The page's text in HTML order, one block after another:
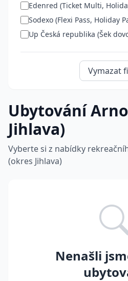
Edenred (Ticket Multi,
Sodexo (Flexi Pass, Holiday
Up Česká republika (Šek
Vymazat
Ubytování
Jihlava)
Vyberte si z nabídky
(okres Jihlava)
Nenašli